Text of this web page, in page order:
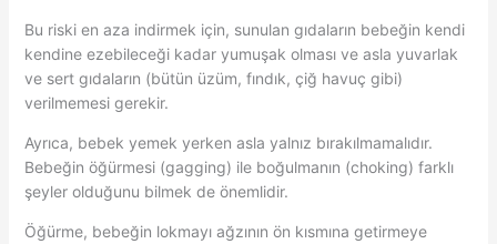
Bu riski en aza indirmek için, sunulan gıdaların bebeğin kendi
kendine ezebileceği kadar yumuşak olması ve asla yuvarlak
ve sert gıdaların (bütün üzüm, fındık, çiğ havuç gibi)
verilmemesi gerekir.
Ayrıca, bebek yemek yerken asla yalnız bırakılmamalıdır.
Bebeğin öğürmesi (gagging) ile boğulmanın (choking) farklı
şeyler olduğunu bilmek de önemlidir.
Öğürme, bebeğin lokmayı ağzının ön kısmına getirmeye